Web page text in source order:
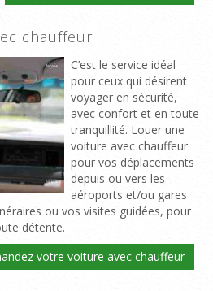
chauffeur
C’est le service idéal
pour ceux qui désirent
voyager en sécurité,
avec confort et en toute
tranquillité. Louer une
voiture avec chauffeur
pour vos déplacements
depuis ou vers les
aéroports et/ou gares
ou vos visites guidées, pour
détente.
votre voiture avec chauffeur